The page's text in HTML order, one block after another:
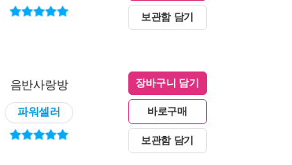
보관함 담기
음반사랑방
파워셀러
장바구니 담기
바로구매
보관함 담기